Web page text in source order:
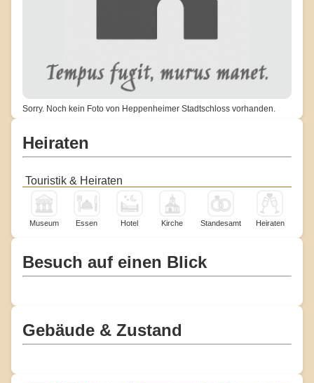
Sorry. Noch kein Foto von Heppenheimer Stadtschloss vorhanden.
Heiraten
Touristik & Heiraten
Museum Essen Hotel Kirche Standesamt Heiraten
Besuch auf einen Blick
Gebäude & Zustand